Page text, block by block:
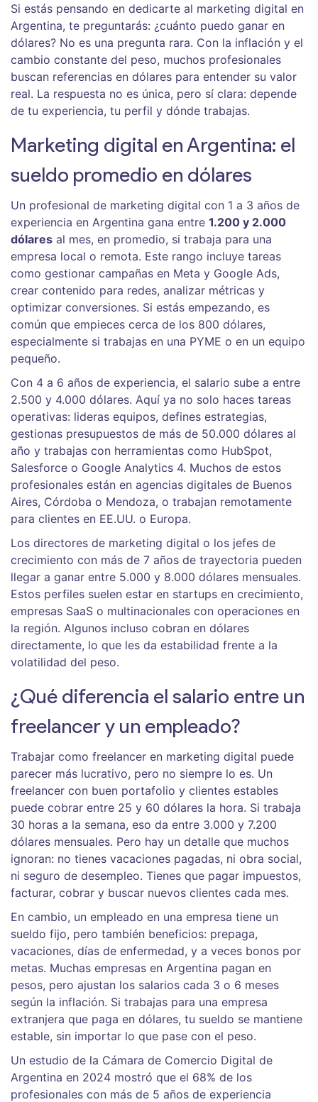
Si estás pensando en dedicarte al marketing digital en
Argentina, te preguntarás: ¿cuánto puedo ganar en
dólares? No es una pregunta rara. Con la inflación y el
cambio constante del peso, muchos profesionales
buscan referencias en dólares para entender su valor
real. La respuesta no es única, pero sí clara: depende
de tu experiencia, tu perfil y dónde trabajas.
Marketing digital en Argentina: el
sueldo promedio en dólares
Un profesional de marketing digital con 1 a 3 años de
experiencia en Argentina gana entre 1.200 y 2.000
dólares al mes, en promedio, si trabaja para una
empresa local o remota. Este rango incluye tareas
como gestionar campañas en Meta y Google Ads,
crear contenido para redes, analizar métricas y
optimizar conversiones. Si estás empezando, es
común que empieces cerca de los 800 dólares,
especialmente si trabajas en una PYME o en un equipo
pequeño.
Con 4 a 6 años de experiencia, el salario sube a entre
2.500 y 4.000 dólares. Aquí ya no solo haces tareas
operativas: lideras equipos, defines estrategias,
gestionas presupuestos de más de 50.000 dólares al
año y trabajas con herramientas como HubSpot,
Salesforce o Google Analytics 4. Muchos de estos
profesionales están en agencias digitales de Buenos
Aires, Córdoba o Mendoza, o trabajan remotamente
para clientes en EE.UU. o Europa.
Los directores de marketing digital o los jefes de
crecimiento con más de 7 años de trayectoria pueden
llegar a ganar entre 5.000 y 8.000 dólares mensuales.
Estos perfiles suelen estar en startups en crecimiento,
empresas SaaS o multinacionales con operaciones en
la región. Algunos incluso cobran en dólares
directamente, lo que les da estabilidad frente a la
volatilidad del peso.
¿Qué diferencia el salario entre un
freelancer y un empleado?
Trabajar como freelancer en marketing digital puede
parecer más lucrativo, pero no siempre lo es. Un
freelancer con buen portafolio y clientes estables
puede cobrar entre 25 y 60 dólares la hora. Si trabaja
30 horas a la semana, eso da entre 3.000 y 7.200
dólares mensuales. Pero hay un detalle que muchos
ignoran: no tienes vacaciones pagadas, ni obra social,
ni seguro de desempleo. Tienes que pagar impuestos,
facturar, cobrar y buscar nuevos clientes cada mes.
En cambio, un empleado en una empresa tiene un
sueldo fijo, pero también beneficios: prepaga,
vacaciones, días de enfermedad, y a veces bonos por
metas. Muchas empresas en Argentina pagan en
pesos, pero ajustan los salarios cada 3 o 6 meses
según la inflación. Si trabajas para una empresa
extranjera que paga en dólares, tu sueldo se mantiene
estable, sin importar lo que pase con el peso.
Un estudio de la Cámara de Comercio Digital de
Argentina en 2024 mostró que el 68% de los
profesionales con más de 5 años de experiencia